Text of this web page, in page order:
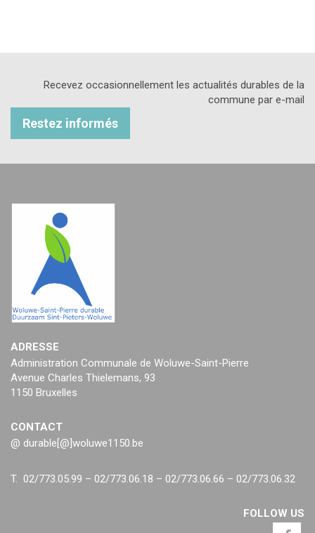
Recevez occasionnellement les actualités durables de la
commune par e-mail
Restez informés
ADRESSE
Administration Communale de Woluwe-Saint-Pierre
Avenue Charles Thielemans, 93
1150 Bruxelles
CONTACT
@ durable[@]woluwe1150.be
T. 02/773.05.99 – 02/773.06.18 – 02/773.06.66 – 02/773.06.32
FOLLOW US